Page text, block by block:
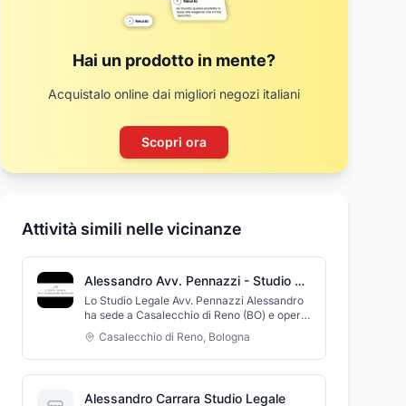
Hai un prodotto in mente?
Acquistalo online dai migliori negozi italiani
Scopri ora
Attività simili nelle vicinanze
Alessandro Avv. Pennazzi - Studio Legale
Lo Studio Legale Avv. Pennazzi Alessandro
ha sede a Casalecchio di Reno (BO) e opera
nei seguenti settori di attività prevalente:
diritto civile, commerciale e di famiglia,
attività giudiziale e stragiudiziale,
consulenze legali ed aziendali,
negoziazioni, recupero crediti e rintraccio
Casalecchio di Reno, Bologna
Alessandro Carrara Studio Legale